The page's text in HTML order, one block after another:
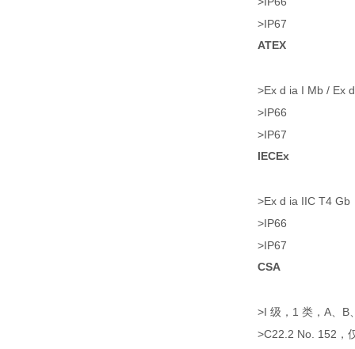
>IP67
ATEX
>Ex d ia I Mb / Ex
>IP66
>IP67
IECEx
>Ex d ia IIC T4 Gb
>IP66
>IP67
CSA
>I 级，1 类，A、B
>C22.2 No. 152，